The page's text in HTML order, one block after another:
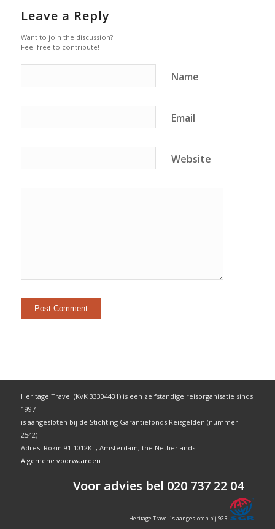
Leave a Reply
Want to join the discussion?
Feel free to contribute!
Name
Email
Website
Heritage Travel (KvK 33304431) is een zelfstandige reisorganisatie sinds
1997
is aangesloten bij de Stichting Garantiefonds Reisgelden (nummer
2542)
Adres: Rokin 91 1012KL, Amsterdam, the Netherlands
Algemene voorwaarden
Voor advies bel 020 737 22 04
Heritage Travel is aangesloten bij SGR.